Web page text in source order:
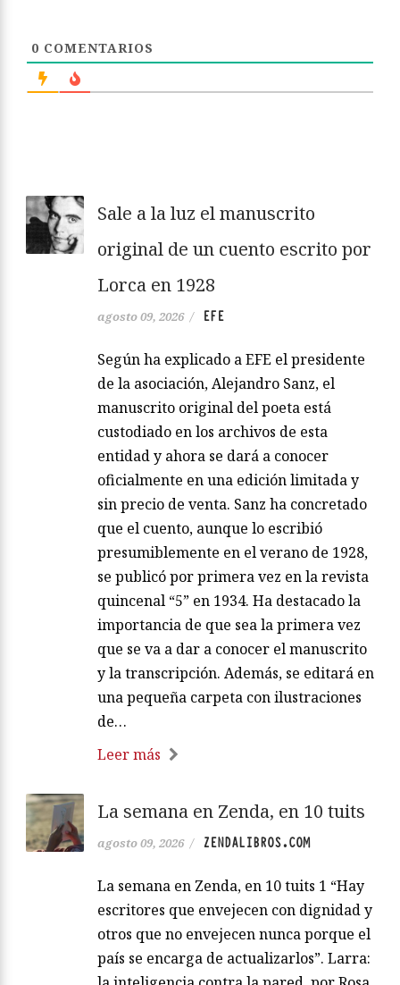
0 COMENTARIOS
Sale a la luz el manuscrito
original de un cuento escrito por
Lorca en 1928
agosto 09, 2026 / EFE
Según ha explicado a EFE el presidente
de la asociación, Alejandro Sanz, el
manuscrito original del poeta está
custodiado en los archivos de esta
entidad y ahora se dará a conocer
oficialmente en una edición limitada y
sin precio de venta. Sanz ha concretado
que el cuento, aunque lo escribió
presumiblemente en el verano de 1928,
se publicó por primera vez en la revista
quincenal “5” en 1934. Ha destacado la
importancia de que sea la primera vez
que se va a dar a conocer el manuscrito
y la transcripción. Además, se editará en
una pequeña carpeta con ilustraciones
de…
Leer más
La semana en Zenda, en 10 tuits
agosto 09, 2026 / ZENDALIBROS.COM
La semana en Zenda, en 10 tuits 1 “Hay
escritores que envejecen con dignidad y
otros que no envejecen nunca porque el
país se encarga de actualizarlos”. Larra: